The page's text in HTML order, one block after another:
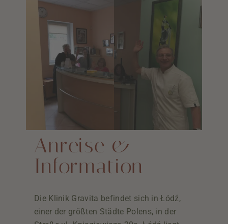
Anreise &
Information
Die Klinik Gravita befindet sich in Łódź,
einer der größten Städte Polens, in der